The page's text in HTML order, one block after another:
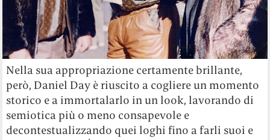
Nella sua appropriazione certamente brillante,
però, Daniel Day è riuscito a cogliere un momento
storico e a immortalarlo in un look, lavorando di
semiotica più o meno consapevole e
decontestualizzando quei loghi fino a farli suoi e